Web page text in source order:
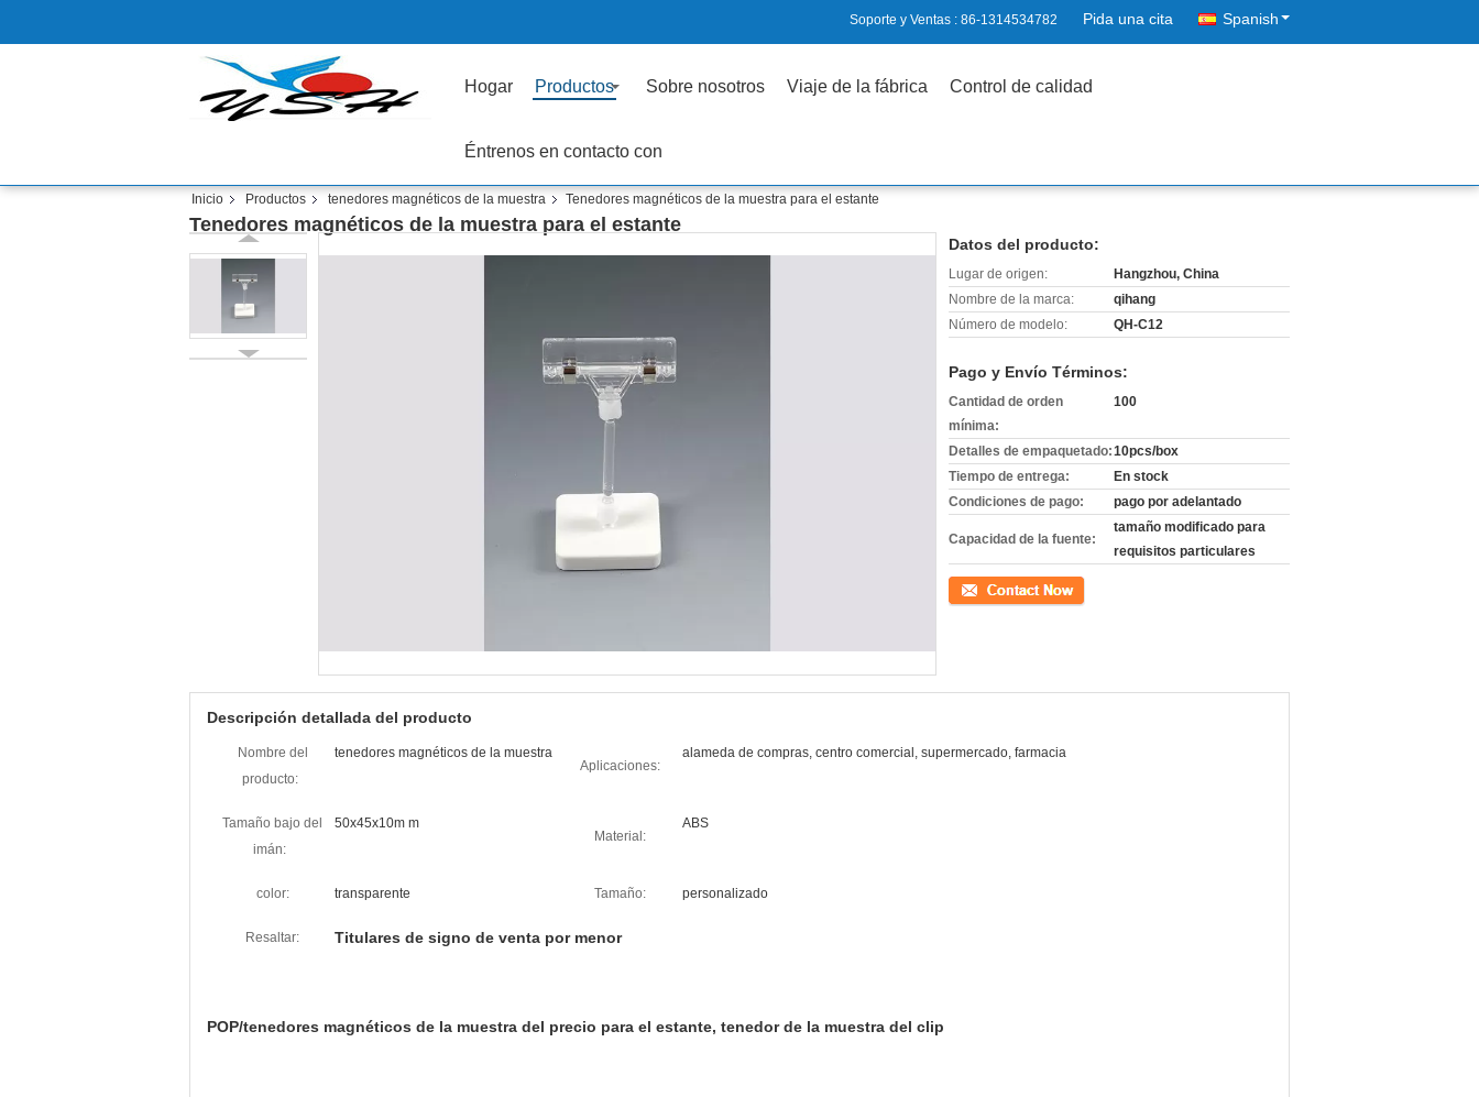
Soporte y Ventas : 86-1314534782 Pida una cita Spanish
Hogar Productos Sobre nosotros Viaje de la fábrica Control de calidad
Éntrenos en contacto con
Inicio Productos tenedores magnéticos de la muestra Tenedores magnéticos de la muestra para el estante
Tenedores magnéticos de la muestra para el estante
Datos del producto:
Lugar de origen:
Hangzhou, China
Nombre de la marca:
qihang
Número de modelo:
QH-C12
Pago y Envío Términos:
Cantidad de orden
mínima:
100
Detalles de empaquetado:10pcs/box
Tiempo de entrega:
En stock
Condiciones de pago:
pago por adelantado
Capacidad de la fuente:
tamaño modificado para
requisitos particulares
Contacto
Descripción detallada del producto
Nombre del
producto:
tenedores magnéticos de la muestra
Aplicaciones:
alameda de compras, centro comercial, supermercado, farmacia
Tamaño bajo del
imán:
50x45x10m m
Material:
ABS
color: transparente Tamaño: personalizado
Resaltar: Titulares de signo de venta por menor
POP/tenedores magnéticos de la muestra del precio para el estante, tenedor de la muestra del clip